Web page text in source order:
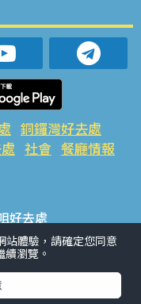
銅鑼灣好去處
社會 餐廳情報
好去處
旺角好去處 社會
體驗，請確定您同意
續瀏覽。